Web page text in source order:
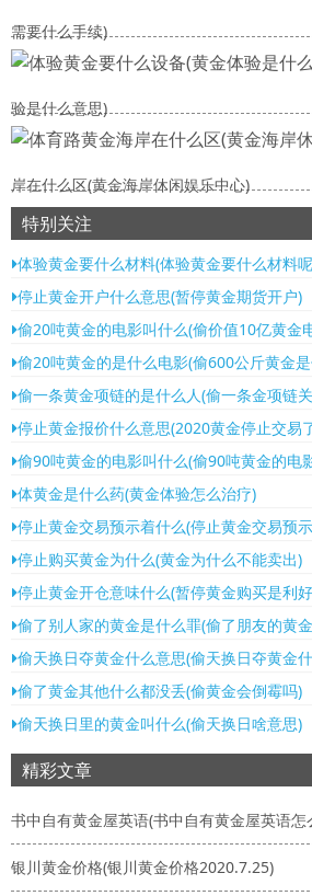
需要什么手续)
验是什么意思)
岸在什么区(黄金海岸休闲娱乐中心)
特别关注
体验黄金要什么材料(体验黄金要什么材料
停止黄金开户什么意思(暂停黄金期货开户)
偷20吨黄金的电影叫什么(偷价值10亿黄金
偷20吨黄金的是什么电影(偷600公斤黄金
偷一条黄金项链的是什么人(偷一条金项链
停止黄金报价什么意思(2020黄金停止交易
偷90吨黄金的电影叫什么(偷90吨黄金的电
体黄金是什么药(黄金体验怎么治疗)
停止黄金交易预示着什么(停止黄金交易预
停止购买黄金为什么(黄金为什么不能卖出)
停止黄金开仓意味什么(暂停黄金购买是利
偷了别人家的黄金是什么罪(偷了朋友的黄
偷天换日夺黄金什么意思(偷天换日夺黄金
偷了黄金其他什么都没丢(偷黄金会倒霉吗)
偷天换日里的黄金叫什么(偷天换日啥意思)
精彩文章
书中自有黄金屋英语(书中自有黄金屋英语怎
银川黄金价格(银川黄金价格2020.7.25)